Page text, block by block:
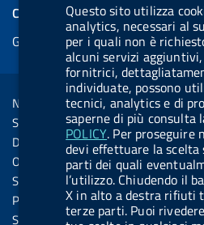
Questo sito utilizza
analytics, necessari al
per i quali non è
alcuni servizi
fornitrici,
individuate, possono
tecnici, analytics e di
saperne di più consulta
POLICY. Per proseguire
devi effettuare la scelta
parti dei quali
l’utilizzo. Chiudendo il
X in alto a destra rifiuti
terze parti. Puoi
l
.
b
u
t
t
o
n
.
i
s
k
y
u
b
e
l
.
b
u
t
t
o
n
.
s
COOKIES
Gestione cookie
Sezione Link Utili
Note legali
Social Media Policy
Dichiarazione di accessibilità
Obiettivi di accessibilità
Statistiche sito
Privacy
Servizi Online